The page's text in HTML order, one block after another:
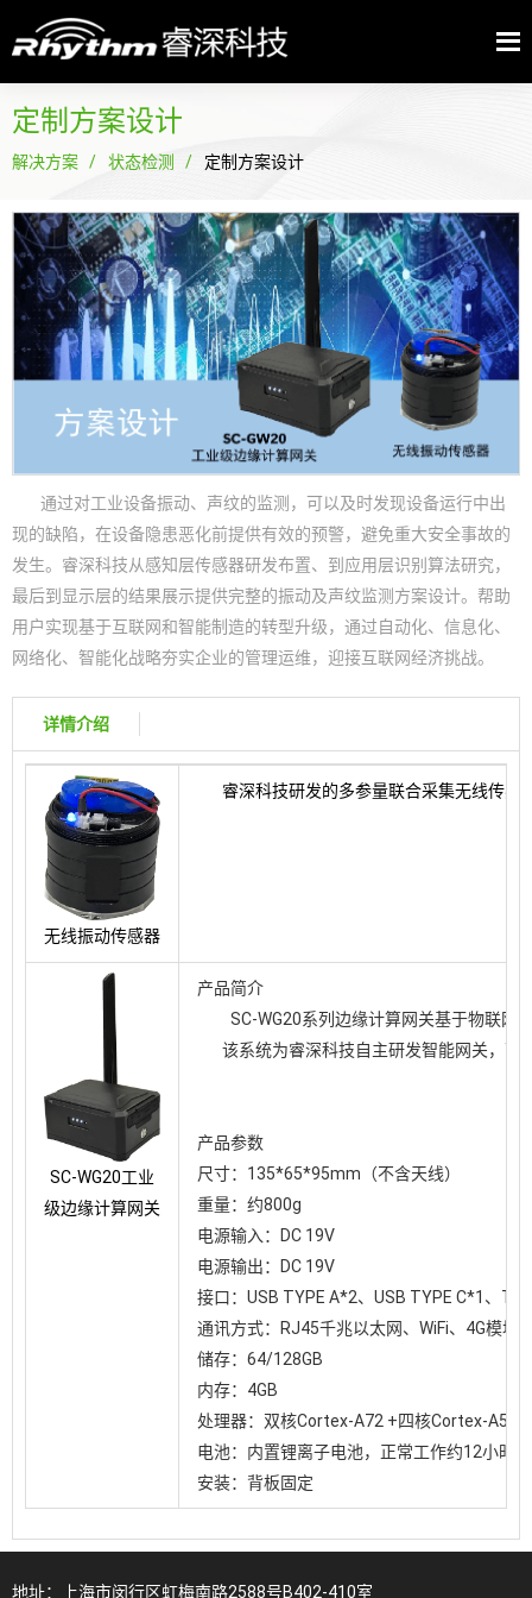
定制方案设计
解决方案 状态检测 定制方案设计
通过对工业设备振动、声纹的监测，可以及时发现设备运行中出
现的缺陷，在设备隐患恶化前提供有效的预警，避免重大安全事故的
发生。睿深科技从感知层传感器研发布置、到应用层识别算法研究，
最后到显示层的结果展示提供完整的振动及声纹监测方案设计。帮助
用户实现基于互联网和智能制造的转型升级，通过自动化、信息化、
网络化、智能化战略夯实企业的管理运维，迎接互联网经济挑战。
详情介绍
无线振动传感器
睿深科技研发的多参量联合采集无线传
SC-WG20工业
级边缘计算网关
产品简介
SC-WG20系列边缘计算网关基于物联网
该系统为睿深科技自主研发智能网关，可
产品参数
尺寸： 135*65*95mm （不含天线）
重量：约800g
电源输入：
DC 19V
电源输出：
DC 19V
接口： USB TYPE A*2、 USB TYPE C*1 、 TF
通讯方式：
RJ45千兆以太网、 WiFi、 4G模块
储存： 64/128GB
内存： 4GB
处理器：双核Cortex-A72 +四核Cortex-A53
电池：内置锂离子电池，正常工作约12小时
安装：背板固定
地址：上海市闵行区虹梅南路2588号B402-410室
Play
Play